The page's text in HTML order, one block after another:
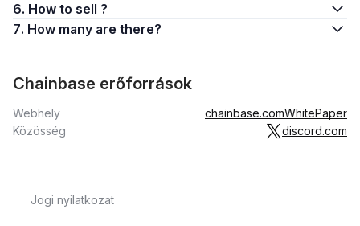
6. How to sell ?
7. How many are there?
Chainbase erőforrások
Webhely chainbase.comWhitePaper
Közösség
discord.com
Jogi nyilatkozat